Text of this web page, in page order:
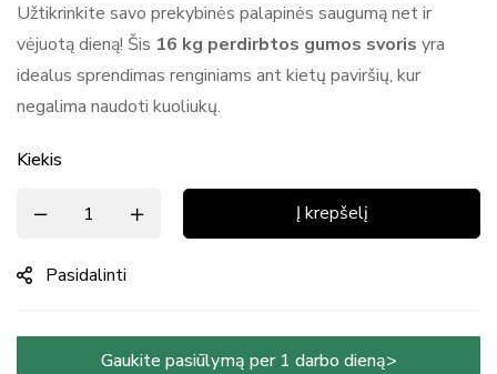
Užtikrinkite savo prekybinės palapinės saugumą net ir
vėjuotą dieną! Šis 16 kg perdirbtos gumos svoris yra
idealus sprendimas renginiams ant kietų paviršių, kur
negalima naudoti kuoliukų.
Kiekis
Į krepšelį
Pasidalinti
Gaukite pasiūlymą per 1 darbo dieną>